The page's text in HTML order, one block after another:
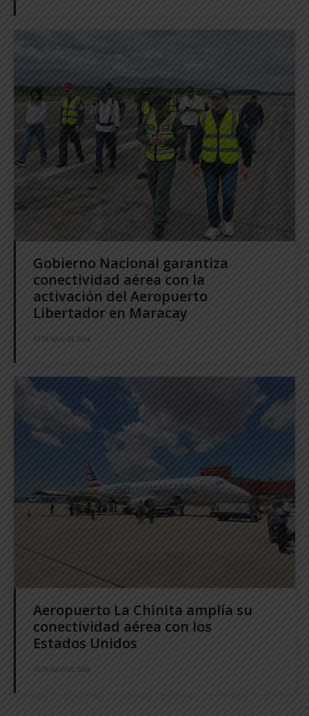
Gobierno Nacional garantiza
conectividad aérea con la
activación del Aeropuerto
Libertador en Maracay
17 DE JULIO DE 2026
Aeropuerto La Chinita amplía su
conectividad aérea con los
Estados Unidos
15 DE JULIO DE 2026